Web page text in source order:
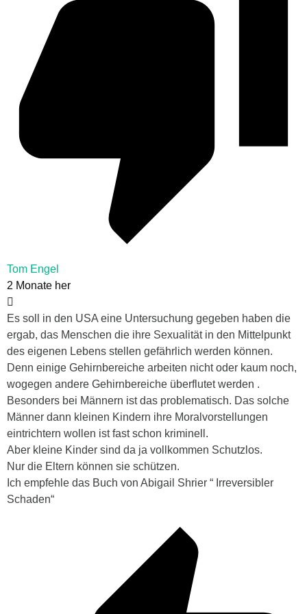
Tom Engel
2 Monate her
Es soll in den USA eine Untersuchung gegeben haben die
ergab, das Menschen die ihre Sexualität in den Mittelpunkt
des eigenen Lebens stellen gefährlich werden können.
Denn einige Gehirnbereiche arbeiten nicht oder kaum noch,
wogegen andere Gehirnbereiche überflutet werden .
Besonders bei Männern ist das problematisch. Das solche
Männer dann kleinen Kindern ihre Moralvorstellungen
eintrichtern wollen ist fast schon kriminell.
Aber kleine Kinder sind da ja vollkommen Schutzlos.
Nur die Eltern können sie schützen.
Ich empfehle das Buch von Abigail Shrier “ Irreversibler
Schaden“